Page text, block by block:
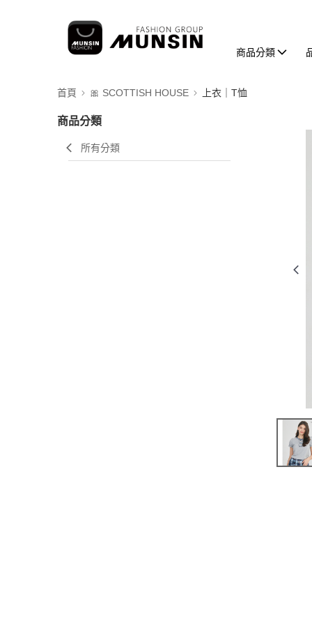
商品分類
首頁 🎀 SCOTTISH HOUSE 上衣｜T恤
商品分類
所有分類